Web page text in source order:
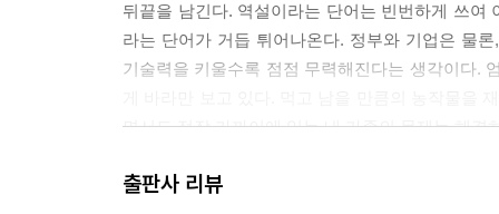
뒤끝을 남긴다. 역설이라는 단어는 빈번하게 쓰
라는 단어가 거듭 튀어나온다. 정부와 기업은 물
기술력을 키울수록 점점 무력해진다는 생각이다.
면서도 정작 가까이에 있는 내 가족의 문제는 해
출판사 리뷰